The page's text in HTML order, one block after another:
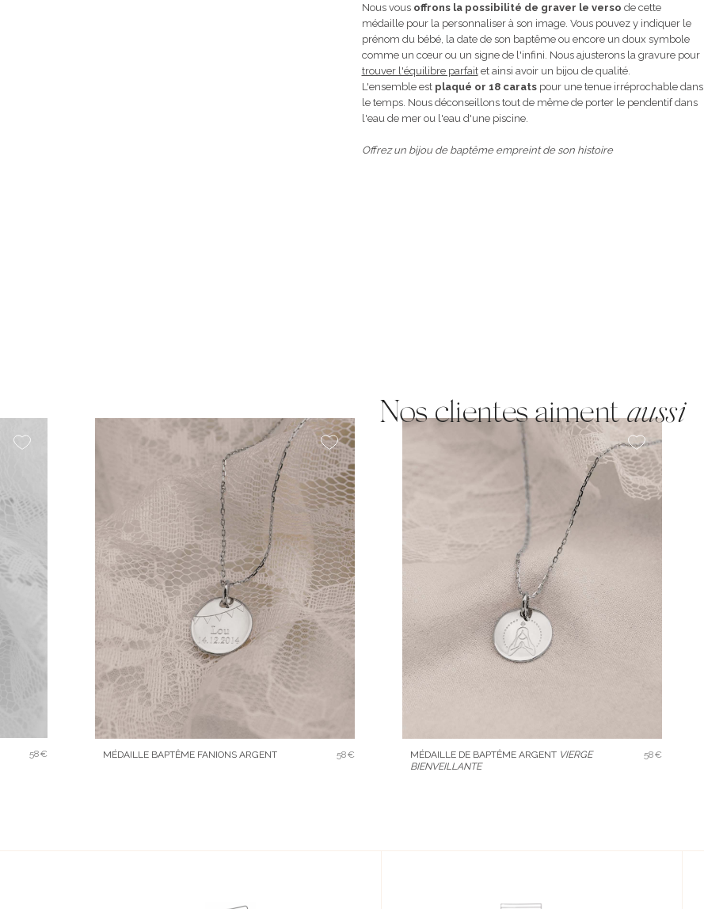
Nous vous offrons la possibilité de graver le verso de cette
médaille pour la personnaliser à son image. Vous pouvez y indiquer le
prénom du bébé, la date de son baptême ou encore un doux symbole
comme un cœur ou un signe de l'infini. Nous ajusterons la gravure pour
trouver l'équilibre parfaitet ainsi avoir un bijou de qualité.
L'ensemble est plaqué or 18 caratspour une tenue irréprochable dans
le temps. Nous déconseillons tout de même de porter le pendentif dans
l'eau de mer ou l'eau d'une piscine.
Offrez un bijou de baptême empreint de son histoire
Nos clientes aimentaussi
58€ MÉDAILLE BAPTÊME FANIONS ARGENT 58€ MÉDAILLE DE BAPTÊME ARGENT VIERGE
BIENVEILLANTE
58€